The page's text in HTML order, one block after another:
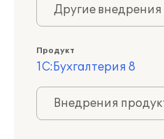
Другие
Продукт
1С:Бухгалтерия 8
Внедрения